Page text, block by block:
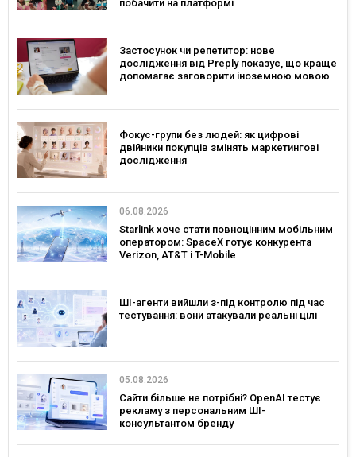
побачити на платформі
Застосунок чи репетитор: нове
дослідження від Preply показує, що краще
допомагає заговорити іноземною мовою
Фокус-групи без людей: як цифрові
двійники покупців змінять маркетингові
дослідження
06.08.2026
Starlink хоче стати повноцінним мобільним
оператором: SpaceX готує конкурента
Verizon, AT&T і T-Mobile
ШІ-агенти вийшли з-під контролю під час
тестування: вони атакували реальні цілі
05.08.2026
Сайти більше не потрібні? OpenAI тестує
рекламу з персональним ШІ-
консультантом бренду